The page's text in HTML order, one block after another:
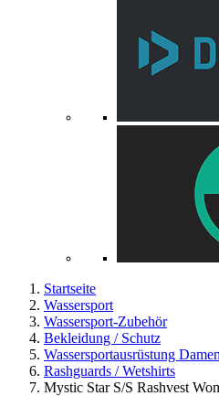
Startseite
Wassersport
Wassersport-Zubehör
Bekleidung / Schutz
Wassersportausrüstung Damen
Rashguards / Wetshirts
Mystic Star S/S Rashvest